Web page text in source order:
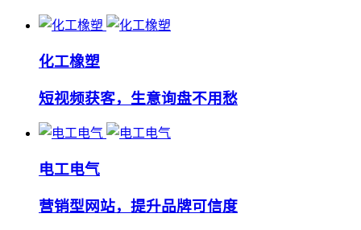
化工橡塑
短视频获客，生意询盘不用愁
电工电气
营销型网站，提升品牌可信度